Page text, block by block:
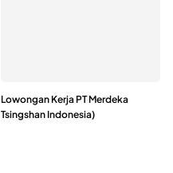
Lowongan Kerja PT Merdeka
Tsingshan Indonesia)